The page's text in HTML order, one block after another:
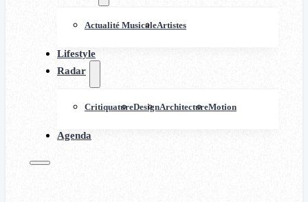
Actualité MusicaleArtistes
Lifestyle
Radar
CritiquatureDesignArchitectureMotion
Agenda